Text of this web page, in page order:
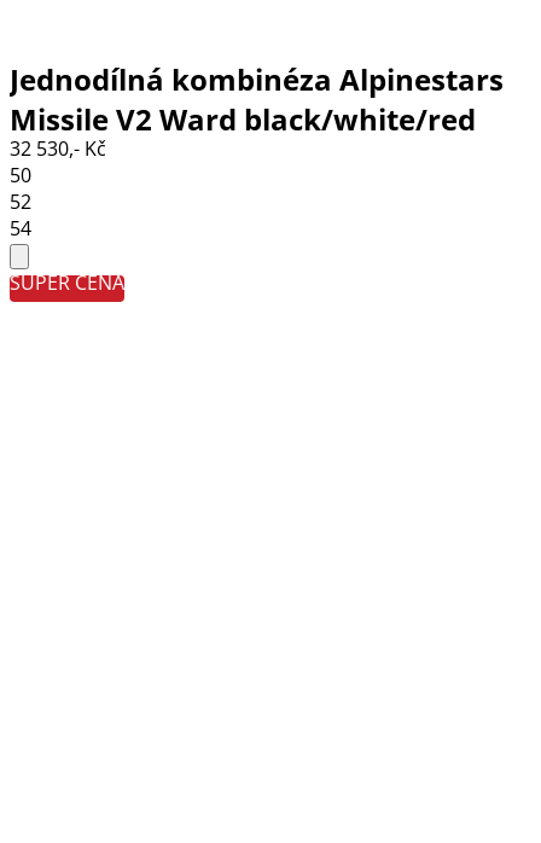
Jednodílná kombinéza Alpinestars
Missile V2 Ward black/white/red
fluo
32 530,- Kč
50
52
54
SUPER CENA